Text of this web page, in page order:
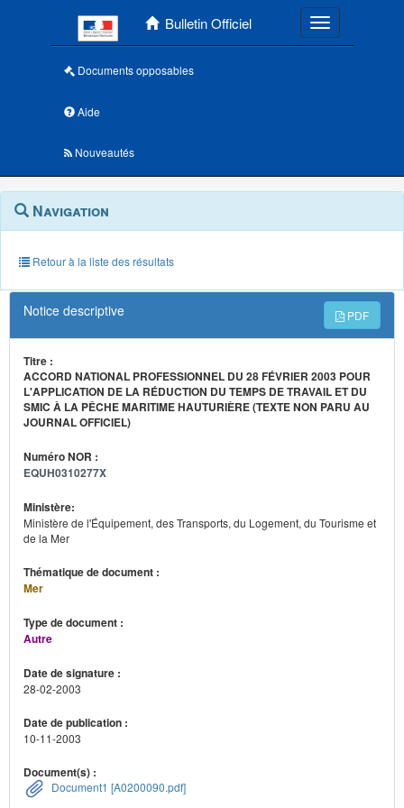
Bulletin Officiel Toggle
Documents opposables
Aide
Nouveautés
Navigation
outils
annexes
Menu
contextuel
Navigation
Retour à la liste des résultats
Notice descriptive PDF
Titre :
ACCORD NATIONAL PROFESSIONNEL DU 28 FÉVRIER 2003 POUR
L'APPLICATION DE LA RÉDUCTION DU TEMPS DE TRAVAIL ET DU
SMIC À LA PÊCHE MARITIME HAUTURIÈRE (TEXTE NON PARU AU
JOURNAL OFFICIEL)
Numéro NOR :
EQUH0310277X
Ministère:
Ministère de l'Équipement, des Transports, du Logement, du Tourisme et
de la Mer
Thématique de document :
Mer
Type de document :
Autre
Date de signature :
28-02-2003
Date de publication :
10-11-2003
Document(s) :
Document1 [A0200090.pdf]